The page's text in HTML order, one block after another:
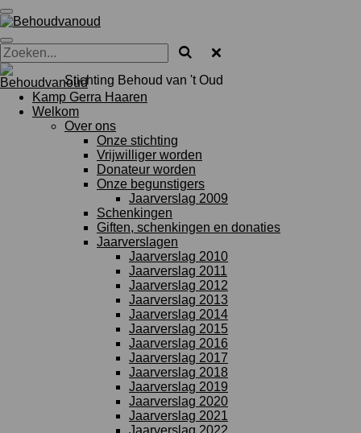
Ga
direct
naar
de
hoofdinhoud
Stichting Behoud van 't Oud
Kamp Gerra Haaren
Welkom
Over ons
Onze stichting
Vrijwilliger worden
Donateur worden
Onze begunstigers
Jaarverslag 2009
Schenkingen
Giften, schenkingen en donaties
Jaarverslagen
Jaarverslag 2010
Jaarverslag 2011
Jaarverslag 2012
Jaarverslag 2013
Jaarverslag 2014
Jaarverslag 2015
Jaarverslag 2016
Jaarverslag 2017
Jaarverslag 2018
Jaarverslag 2019
Jaarverslag 2020
Jaarverslag 2021
Jaarverslag 2022